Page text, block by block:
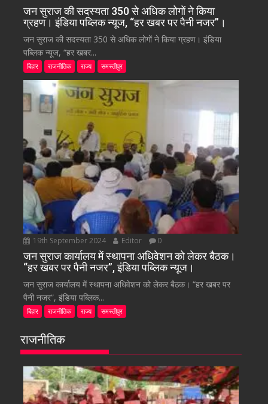
जन सुराज की सदस्यता 350 से अधिक लोगों ने किया
ग्रहण। इंडिया पब्लिक न्यूज, “हर खबर पर पैनी नजर”।
जन सुराज की सदस्यता 350 से अधिक लोगों ने किया ग्रहण। इंडिया
पब्लिक न्यूज, “हर खबर...
बिहार राजनीतिक राज्य समस्तीपुर
19th September 2024 Editor 0
जन सुराज कार्यालय में स्थापना अधिवेशन को लेकर बैठक।
“हर खबर पर पैनी नजर”, इंडिया पब्लिक न्यूज।
जन सुराज कार्यालय में स्थापना अधिवेशन को लेकर बैठक। “हर खबर पर
पैनी नजर”, इंडिया पब्लिक...
बिहार राजनीतिक राज्य समस्तीपुर
राजनीतिक